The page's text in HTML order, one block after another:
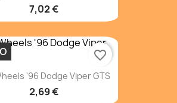
7,02 €
'96 Dodge Viper GTS
2,69 €
favorite_border